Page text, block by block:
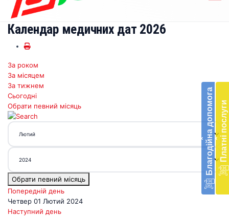
‹ Благодійна допомогав
‹ Платні послуги
Календар медичних дат 2026
За роком
За місяцем
За тижнем
Сьогодні
Обрати певний місяць
Обрати певний місяць
Попередній день
Четвер 01 Лютий 2024
Наступний день